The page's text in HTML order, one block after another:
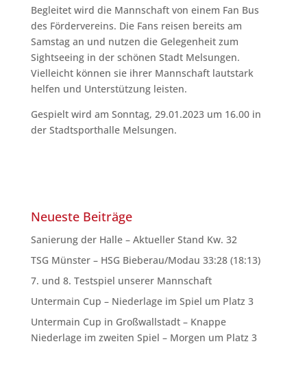
Begleitet wird die Mannschaft von einem Fan Bus
des Fördervereins. Die Fans reisen bereits am
Samstag an und nutzen die Gelegenheit zum
Sightseeing in der schönen Stadt Melsungen.
Vielleicht können sie ihrer Mannschaft lautstark
helfen und Unterstützung leisten.
Gespielt wird am Sonntag, 29.01.2023 um 16.00 in
der Stadtsporthalle Melsungen.
Neueste Beiträge
Sanierung der Halle – Aktueller Stand Kw. 32
TSG Münster – HSG Bieberau/Modau 33:28 (18:13)
7. und 8. Testspiel unserer Mannschaft
Untermain Cup – Niederlage im Spiel um Platz 3
Untermain Cup in Großwallstadt – Knappe
Niederlage im zweiten Spiel – Morgen um Platz 3